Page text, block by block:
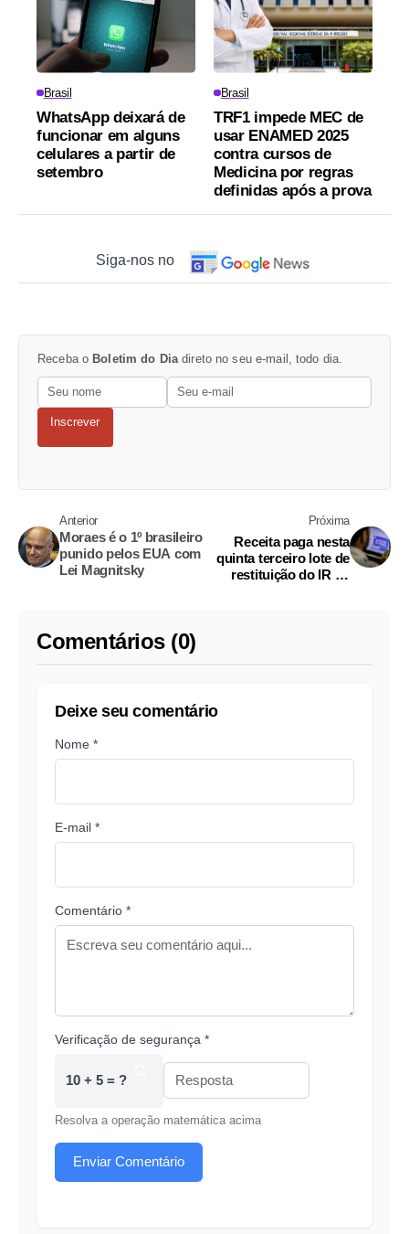
Brasil
WhatsApp deixará de
funcionar em alguns
celulares a partir de
setembro
Brasil
TRF1 impede MEC de
usar ENAMED 2025
contra cursos de
Medicina por regras
definidas após a prova
Siga-nos no
Receba o Boletim do Diadireto no seu e-mail, todo dia.
Inscrever
Anterior
Moraes é o 1º brasileiro
punido pelos EUA com
Lei Magnitsky
Próxima
Receita paga nesta
quinta terceiro lote de
restituição do IR de
Comentários (0)
Deixe seu comentário
Nome *
E-mail *
Comentário *
Verificação de segurança *
10 + 5 = ?
Resolva a operação matemática acima
Enviar Comentário